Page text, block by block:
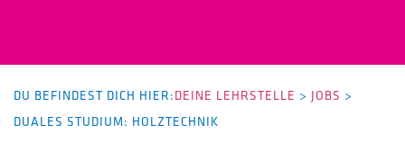
DU BEFINDEST DICH HIER:DEINE LEHRSTELLE > JOBS >
DUALES STUDIUM: HOLZTECHNIK